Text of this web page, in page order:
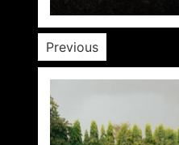
Previous